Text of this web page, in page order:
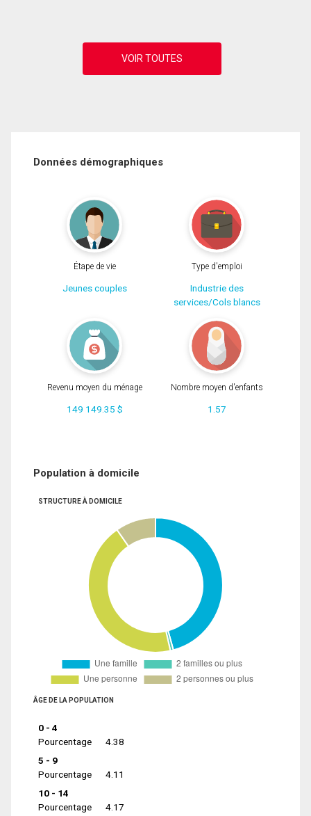
Données démographiques
Étape de vie
Jeunes couples
Type d'emploi
Industrie des
services/Cols blancs
Revenu moyen du ménage
149 149.35 $
Nombre moyen d'enfants
1.57
Population à domicile
STRUCTURE À DOMICILE
ÂGE DE LA POPULATION
0 - 4
Pourcentage
4.38
5 - 9
Pourcentage
4.11
10 - 14
Pourcentage
4.17